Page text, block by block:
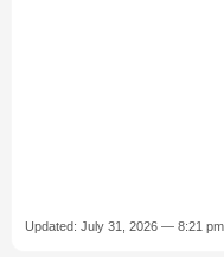
Updated: July 31, 2026 — 8:21 pm